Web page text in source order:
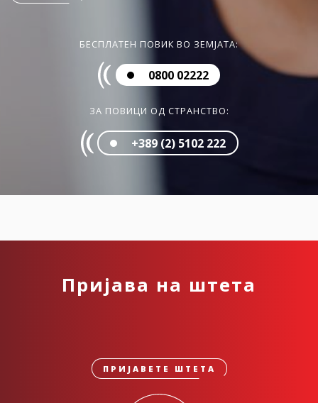
БЕСПЛАТЕН ПОВИК ВО ЗЕМЈАТА:
0800 02222
ЗА ПОВИЦИ ОД СТРАНСТВО:
+389 (2) 5102 222
Пријава на штета
ПРИЈАВЕТЕ ШТЕТА